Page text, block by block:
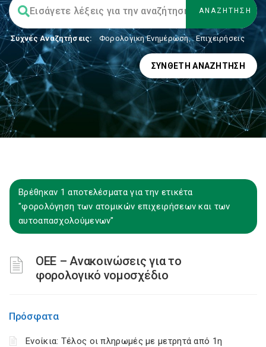
Συχνές Αναζητήσεις: Φορολογικη Ενημέρωση, Επιχειρήσεις
ΣΎΝΘΕΤΗ ΑΝΑΖΉΤΗΣΗ
Βρέθηκαν 1 αποτελέσματα για την ετικέτα
"φορολόγηση των ατομικών επιχειρήσεων και των
αυτοαπασχολούμενων"
ΟΕΕ – Ανακοινώσεις για το
φορολογικό νομοσχέδιο
Πρόσφατα
Ενοίκια: Τέλος οι πληρωμές με μετρητά από 1η